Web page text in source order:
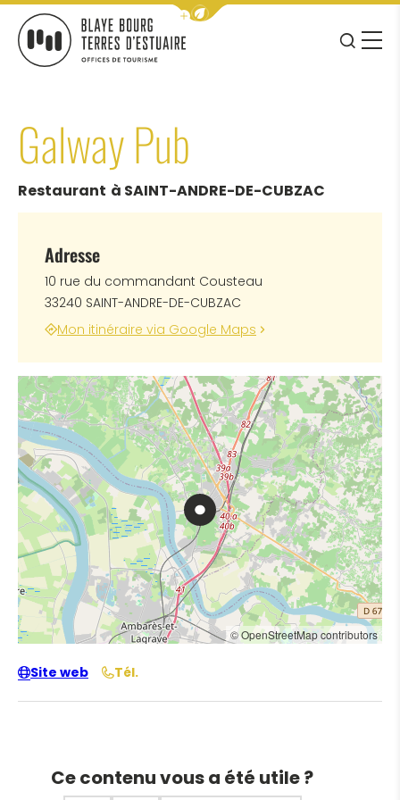
Afficher la barre de navigation
JE
MENU
Galway Pub
Restaurant à SAINT-ANDRE-DE-CUBZAC
Adresse
10 rue du commandant Cousteau
33240 SAINT-ANDRE-DE-CUBZAC
Mon itinéraire via Google Maps
© OpenStreetMap contributors
Site web Tél.
Ce contenu vous a été utile ?